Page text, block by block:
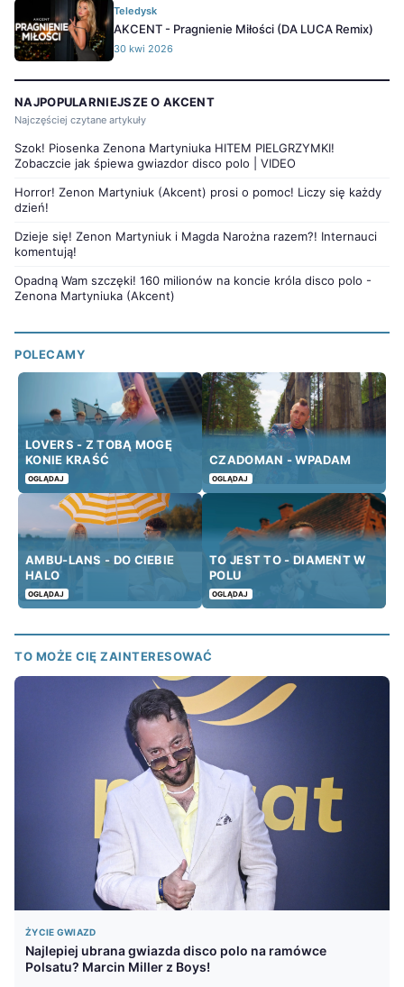
Teledysk
AKCENT - Pragnienie Miłości (DA LUCA Remix)
30 kwi 2026
NAJPOPULARNIEJSZE O AKCENT
Najczęściej czytane artykuły
Szok! Piosenka Zenona Martyniuka HITEM PIELGRZYMKI!
Zobaczcie jak śpiewa gwiazdor disco polo | VIDEO
Horror! Zenon Martyniuk (Akcent) prosi o pomoc! Liczy się każdy
dzień!
Dzieje się! Zenon Martyniuk i Magda Narożna razem?! Internauci
komentują!
Opadną Wam szczęki! 160 milionów na koncie króla disco polo -
Zenona Martyniuka (Akcent)
POLECAMY
LOVERS - Z TOBĄ MOGĘ
KONIE KRAŚĆ
OGLĄDAJ
CZADOMAN - WPADAM
OGLĄDAJ
AMBU-LANS - DO CIEBIE
HALO
OGLĄDAJ
TO JEST TO - DIAMENT W
POLU
OGLĄDAJ
TO MOŻE CIĘ ZAINTERESOWAĆ
ŻYCIE GWIAZD
Najlepiej ubrana gwiazda disco polo na ramówce
Polsatu? Marcin Miller z Boys!